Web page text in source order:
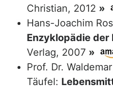
Christian, 2012 »
Hans-Joachim
Enzyklopädie der
Verlag, 2007 »
Prof. Dr.
Täufel: